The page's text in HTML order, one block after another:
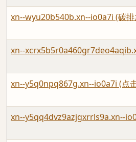
xn--wyu20b540b.xn--io0a7i (碳排
xn--
xn--y5q0npq867g.xn--io0a7i (点
xn--y5qq4dvz9azjgxrrls9a.xn--